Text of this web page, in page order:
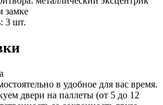
замке
3 шт.
в удобное для вас время.
двери на паллеты (от 5 до 12